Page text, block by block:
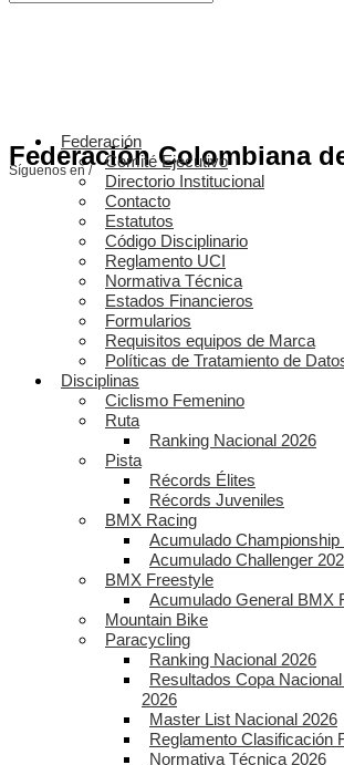
Federación Colombiana
Síguenos en /
Federación
Comité Ejecutivo
Directorio Institucional
Contacto
Estatutos
Código Disciplinario
Reglamento UCI
Normativa Técnica
Estados Financieros
Formularios
Requisitos equipos de Marca
Políticas de Tratamiento de
Disciplinas
Ciclismo Femenino
Ruta
Ranking Nacional 2026
Pista
Récords Élites
Récords Juveniles
BMX Racing
Acumulado Championship
Acumulado Challenger
BMX Freestyle
Acumulado General BMX
Mountain Bike
Paracycling
Ranking Nacional 2026
Resultados Copa
2026
Master List Nacional 2026
Reglamento Clasificación
Normativa Técnica 2026